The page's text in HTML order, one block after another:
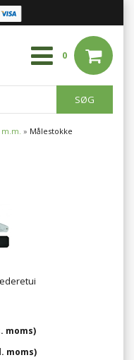
0
» Målestokke
moms)
moms)